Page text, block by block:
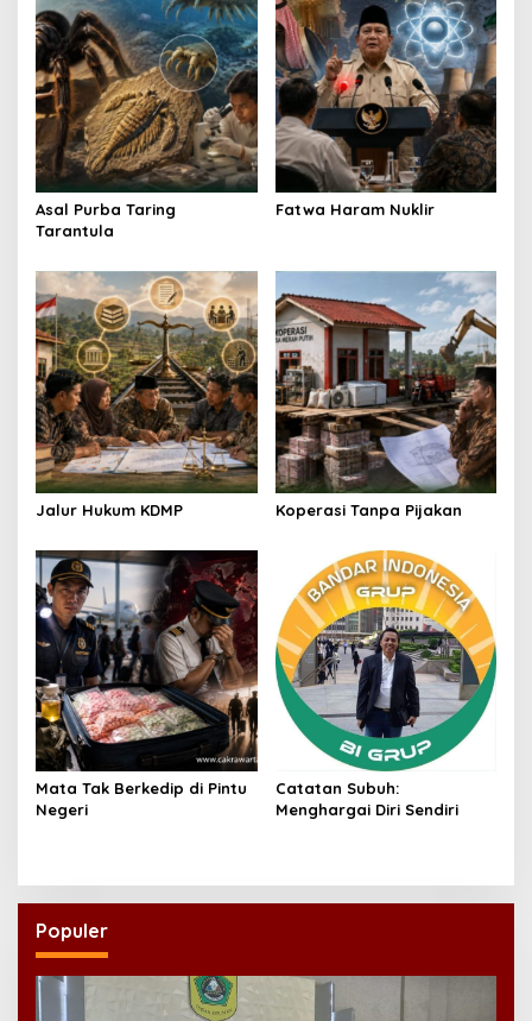
i
g
a
t
i
o
n
Asal Purba Taring
Tarantula
Fatwa Haram Nuklir
Jalur Hukum KDMP Koperasi Tanpa Pijakan
Mata Tak Berkedip di Pintu
Negeri
Catatan Subuh:
Menghargai Diri Sendiri
Populer